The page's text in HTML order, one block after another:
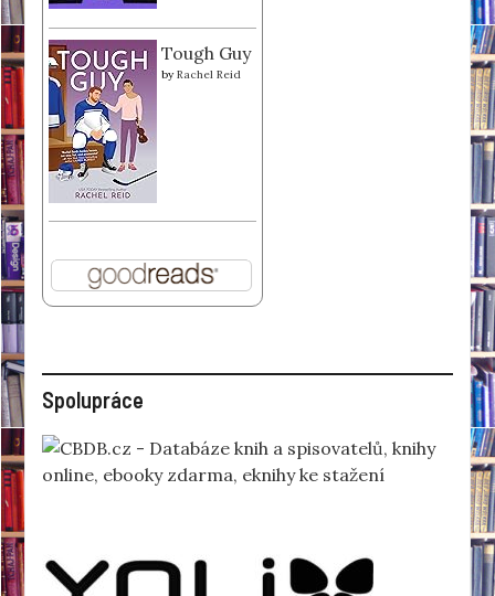
Tough Guy
byRachel Reid
Spolupráce